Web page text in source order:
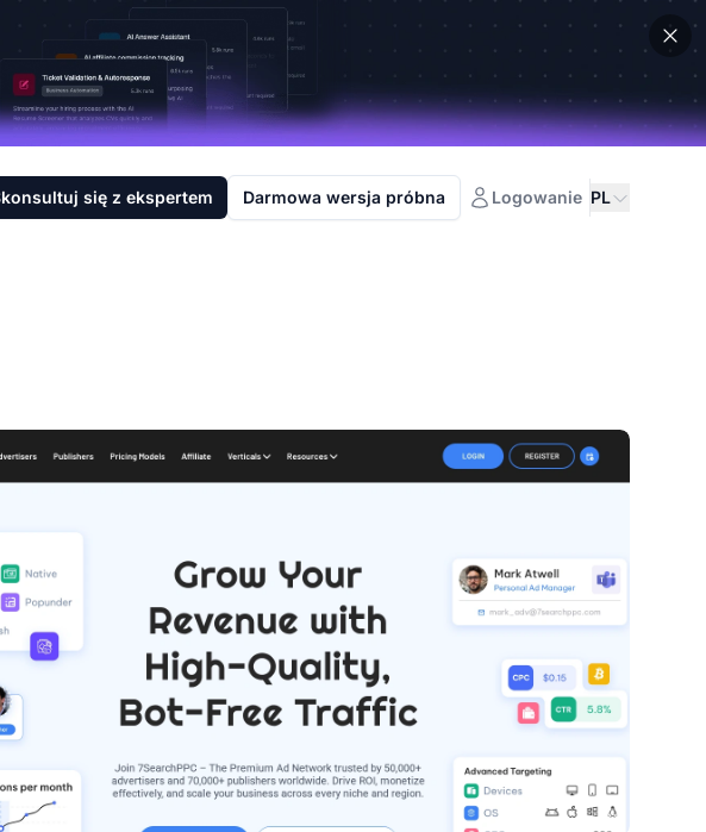
się z ekspertem Darmowa wersja próbna Logowanie PL